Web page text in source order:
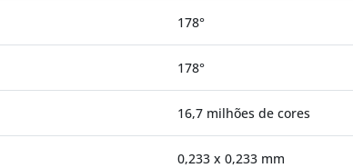
178°
178°
16,7 milhões de cores
0,233 x 0,233 mm